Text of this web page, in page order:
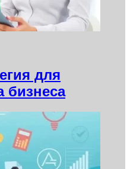
для
бизнеса